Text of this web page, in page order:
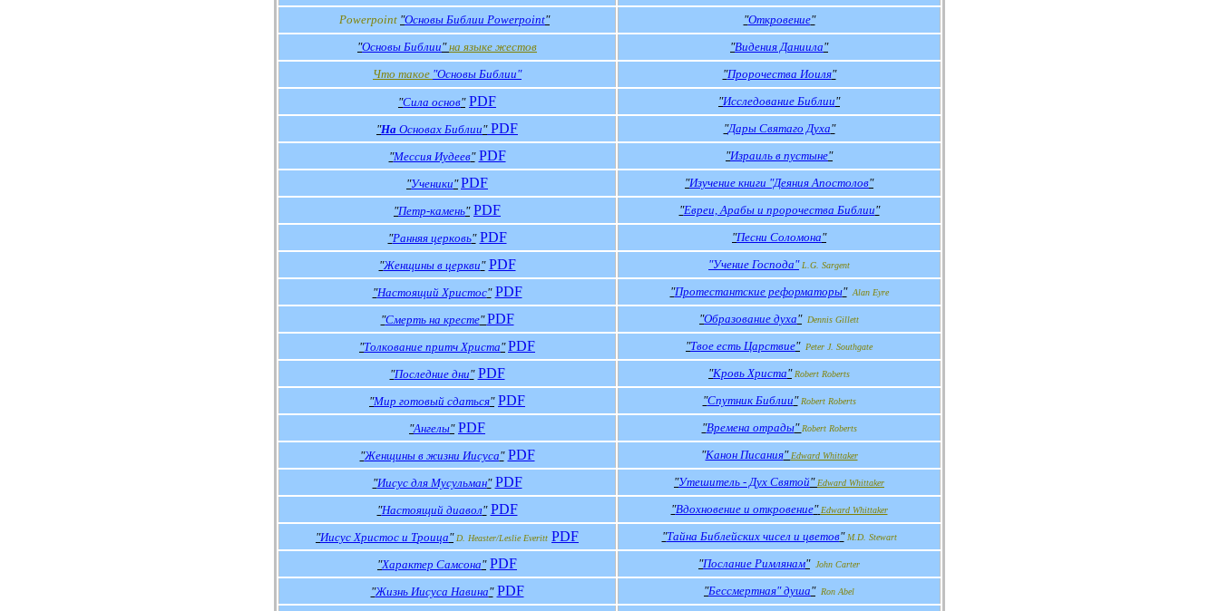
Powerpoint "Основы Библии Powerpoint" "Откровение"
"Основы Библии"на языке жестов "Видения Даниила"
Что такое "Основы Библии" "Пророчества Иоиля"
"Сила основ" PDF "Исследование Библии"
"На Основах Библии"PDF "Дары Святаго Духа"
"Мессия Иудеев" PDF "Израиль в пустыне"
"Ученики" PDF "Изучение книги "Деяния Апостолов"
"Петр-камень" PDF "Евреи, Арабы и пророчества Библии"
"Ранняя церковь" PDF "Песни Соломона"
"Женщины в церкви" PDF "Учение Господа" L.G. Sargent
"Настоящий Христос" PDF "Протестантские реформаторы" Alan Eyre
"Смерть на кресте"PDF "Образование духа" Dennis Gillett
"Толкование притч Христа" PDF "Твое есть Царствие" Peter J. Southgate
"Последние дни" PDF "Кровь Христа" Robert Roberts
"Мир готовый сдаться" PDF "Спутник Библии" Robert Roberts
"Ангелы" PDF "Времена отрады" Robert Roberts
"Женщины в жизни Иисуса" PDF "Канон Писания" Edward Whittaker
"Иисус для Мусульман" PDF "Утешитель - Дух Святой" Edward Whittaker
"Настоящий диавол" PDF "Вдохновение и откровение" Edward Whittaker
"Иисус Христос и Троица" D Heaster/Leslie Everitt PDF "Тайна Библейских чисел и цветов" M. D. Stewart
"Характер Самсона" PDF "Послание Римлянам" John Carter
"Жизнь Иисуса Навина" PDF "Бессмертная" душа" Ron Abel